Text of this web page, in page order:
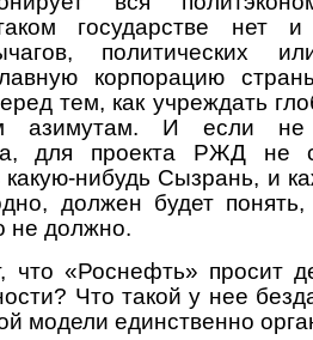
государстве нет
политических
корпорацию
тем, как учреждать
азимутам. И если не
для проекта РЖД не
нибудь Сызрань, и
должен будет
не должно.
что «Роснефть» просит
Что такой у нее
модели единственно